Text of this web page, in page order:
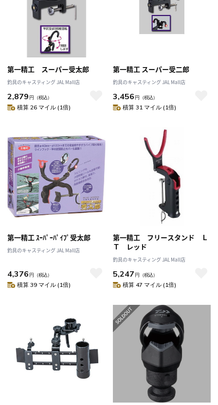
第一精工 スーパー受太郎
釣具のキャスティング JAL Mall店
2,879 円 （税込）
積算 26 マイル (1倍)
第一精工 スーパー受二郎
釣具のキャスティング JAL Mall店
3,456 円 （税込）
積算 31 マイル (1倍)
第一精工 ｽｰﾊﾟｰﾊﾟｲﾌﾟ受太郎
釣具のキャスティング JAL Mall店
4,376 円 （税込）
積算 39 マイル (1倍)
第一精工 フリースタンド Ｌ
Ｔ レッド
釣具のキャスティング JAL Mall店
5,247 円 （税込）
積算 47 マイル (1倍)